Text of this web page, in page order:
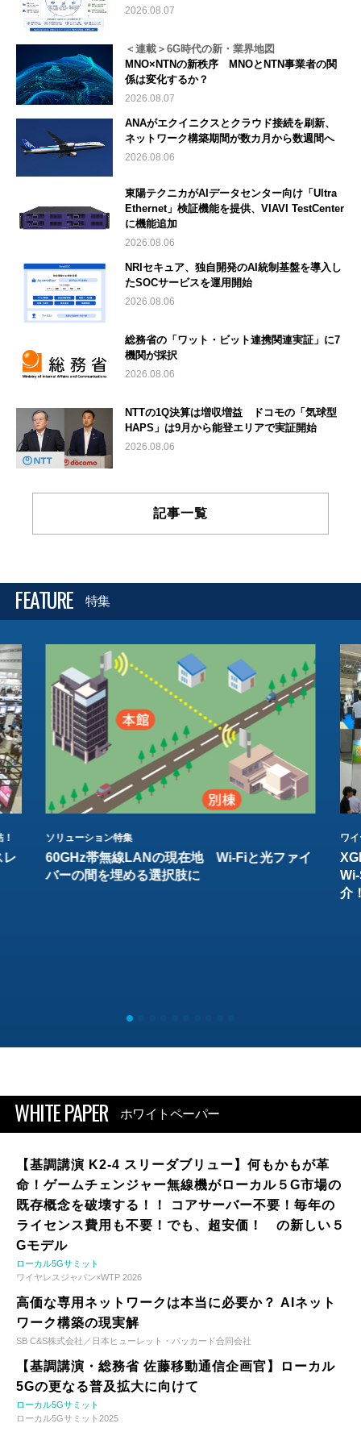
2026.08.07
＜連載＞6G時代の新・業界地図
MNO×NTNの新秩序 MNOとNTN事業者の関
係は変化するか？
2026.08.07
ANAがエクイニクスとクラウド接続を刷新、
ネットワーク構築期間が数カ月から数週間へ
2026.08.06
東陽テクニカがAIデータセンター向け「Ultra
Ethernet」検証機能を提供、VIAVI TestCenter
に機能追加
2026.08.06
NRIセキュア、独自開発のAI統制基盤を導入し
たSOCサービスを運用開始
2026.08.06
総務省の「ワット・ビット連携関連実証」に7
機関が採択
2026.08.06
NTTの1Q決算は増収増益 ドコモの「気球型
HAPS」は9月から能登エリアで実証開始
2026.08.06
記事一覧
FEATURE 特集
レ
ソリューション特集
60GHz帯無線LANの現在地 Wi-Fiと光ファイ
バーの間を埋める選択肢に
ワ
介
WHITE PAPER ホワイトペーパー
【基調講演 K2-4 スリーダブリュー】何もかもが革
命！ゲームチェンジャー無線機がローカル５G市場の
既存概念を破壊する！！ コアサーバー不要！毎年の
ライセンス費用も不要！でも、超安価！ の新しい５
Gモデル
ローカル5Gサミット
ワイヤレスジャパン×WTP 2026
高価な専用ネットワークは本当に必要か？ AIネット
ワーク構築の現実解
SB C&S株式会社／日本ヒューレット・パッカード合同会社
【基調講演・総務省 佐藤移動通信企画官】ローカル
5Gの更なる普及拡大に向けて
ローカル5Gサミット
ローカル5Gサミット2025